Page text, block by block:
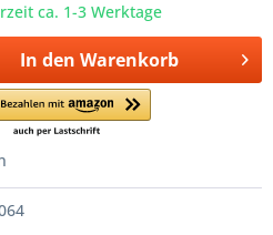
ca. 1-3 Werktage
In den Warenkorb